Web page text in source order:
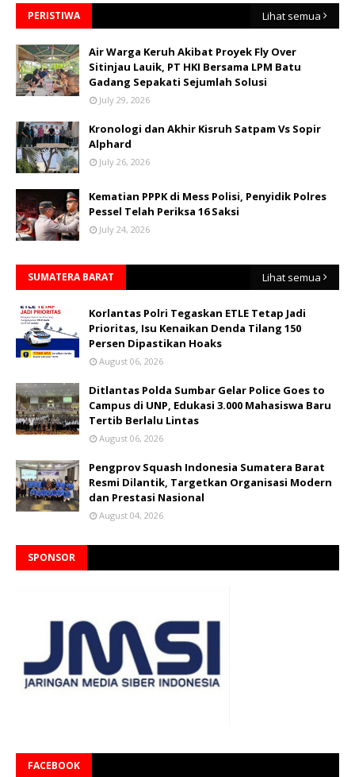
PERISTIWA Lihat semua
Air Warga Keruh Akibat Proyek Fly Over
Sitinjau Lauik, PT HKI Bersama LPM Batu
Gadang Sepakati Sejumlah Solusi
July 29, 2026
Kronologi dan Akhir Kisruh Satpam Vs Sopir
Alphard
July 26, 2026
Kematian PPPK di Mess Polisi, Penyidik Polres
Pessel Telah Periksa 16 Saksi
July 24, 2026
SUMATERA BARAT Lihat semua
Korlantas Polri Tegaskan ETLE Tetap Jadi
Prioritas, Isu Kenaikan Denda Tilang 150
Persen Dipastikan Hoaks
August 06, 2026
Ditlantas Polda Sumbar Gelar Police Goes to
Campus di UNP, Edukasi 3.000 Mahasiswa Baru
Tertib Berlalu Lintas
August 06, 2026
Pengprov Squash Indonesia Sumatera Barat
Resmi Dilantik, Targetkan Organisasi Modern
dan Prestasi Nasional
August 04, 2026
SPONSOR
FACEBOOK